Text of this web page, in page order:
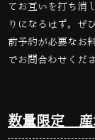
てお互いを打ち消
りになるはず。ぜ
前予約が必要なお
でお問合わせくださ
数量限定 産